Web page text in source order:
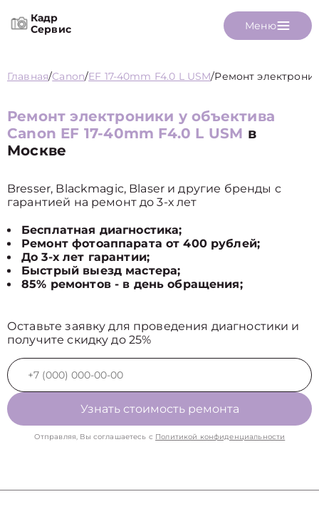
Кадр
Сервис
Меню
Главная/Canon/EF 17-40mm F4.0 L USM/Ремонт
Ремонт электроники у объектива
Canon EF 17-40mm F4.0 L USM в
Москве
Bresser, Blackmagic, Blaser и другие бренды с
гарантией на ремонт до 3-х лет
Бесплатная диагностика;
Ремонт фотоаппарата от 400 рублей;
До 3-х лет гарантии;
Быстрый выезд мастера;
85% ремонтов - в день обращения;
Оставьте заявку для проведения диагностики и
получите скидку до 25%
Узнать стоимость ремонта
Отправляя, Вы соглашаетесь с Политикой конфиденциальности